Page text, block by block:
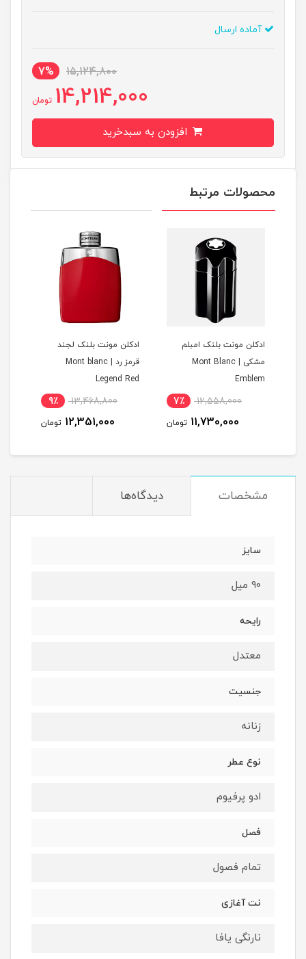
آماده ارسال
15,124,800
7%
14,214,000 تومان
محصولات مرتبط
ادکلن مونت بلنک امبلم
مشکی | Mont Blanc
Emblem
12,558,000 7٪
11,730,000 تومان
ادکلن مونت بلنک لجند
قرمز رد | Mont blanc
Legend Red
13,468,800 9٪
12,351,000 تومان
مشخصات دیدگاه‌ها
سایز
90 میل
رایحه
معتدل
جنسیت
زنانه
نوع عطر
ادو پرفیوم
فصل
تمام فصول
نت آغازی
نارنگی یافا